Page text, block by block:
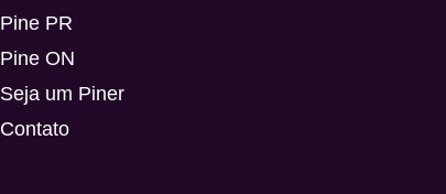
Pine PR
Pine ON
Seja um Piner
Contato